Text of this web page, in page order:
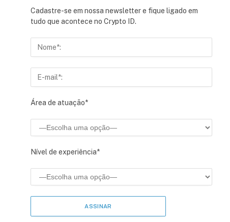
Cadastre-se em nossa newsletter e fique ligado em
tudo que acontece no Crypto ID.
Área de atuação*
Nível de experiência*